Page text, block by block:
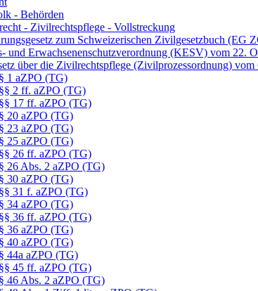
- Behörden
- Zivilrechtspflege - Vollstreckung
zum Schweizerischen Zivilgesetzbuch (EG
und Erwachsenenschutzverordnung (KESV) vom 22.
über die Zivilrechtspflege (Zivilprozessordnung) vom
§ 1 aZPO (TG)
§§ 2 ff. aZPO (TG)
§§ 17 ff. aZPO (TG)
§ 20 aZPO (TG)
§ 23 aZPO (TG)
§ 25 aZPO (TG)
§§ 26 ff. aZPO (TG)
§ 26 Abs. 2 aZPO (TG)
§ 30 aZPO (TG)
§§ 31 f. aZPO (TG)
§ 34 aZPO (TG)
§§ 36 ff. aZPO (TG)
§ 36 aZPO (TG)
§ 40 aZPO (TG)
§ 44a aZPO (TG)
§§ 45 ff. aZPO (TG)
§ 46 Abs. 2 aZPO (TG)